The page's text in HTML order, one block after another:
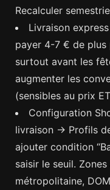
Recalculer
Livraison
payer 4-7 € de plus
surtout avant les
augmenter les
(sensibles au prix
Configuration
livraison → Profils
ajouter condition
saisir le seuil.
métropolitaine,